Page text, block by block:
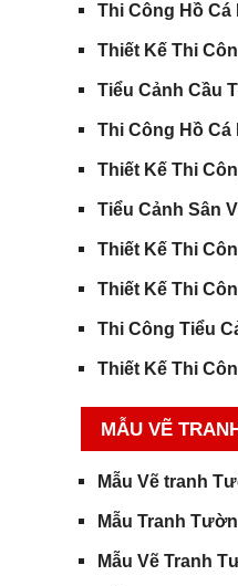
Thi Công Hồ Cá
Thiết Kế Thi
Tiểu Cảnh Cầu
Thi Công Hồ Cá
Thiết Kế Thi
Tiểu Cảnh Sân
Thiết Kế Thi
Thiết Kế Thi
Thi Công Tiểu
Thiết Kế Thi
MẪU VẼ
Mẫu Vẽ tranh
Mẫu Tranh
Mẫu Vẽ Tranh